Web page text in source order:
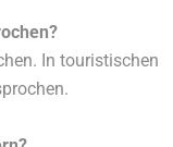
In touristischen